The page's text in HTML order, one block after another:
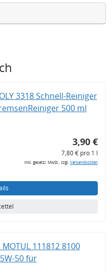
3318 Schnell-Reiniger
500 ml
3,90 €
7,80 € pro 1 l
inkl. gesetzl. MwSt., zzgl.Versandkosten
111812 8100
50 für